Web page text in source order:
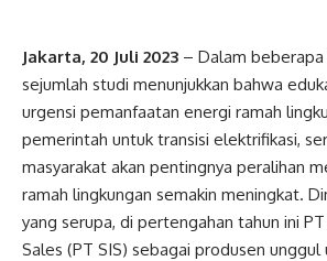
Jakarta, 20 Juli 2023 – Dalam beberapa
sejumlah studi menunjukkan bahwa
urgensi pemanfaatan energi ramah
pemerintah untuk transisi elektrifikasi,
masyarakat akan pentingnya peralihan
ramah lingkungan semakin meningkat.
yang serupa, di pertengahan tahun ini
Sales (PT SIS) sebagai produsen